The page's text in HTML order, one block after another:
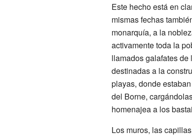
Este hecho está en
mismas fechas
monarquía, a la
activamente toda la
llamados galafates
destinadas a la
playas, donde
del Borne,
homenajea a los
Los muros, las